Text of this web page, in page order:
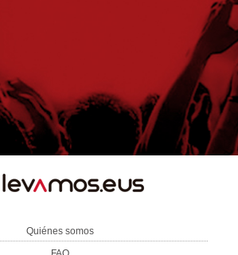
Quiénes somos